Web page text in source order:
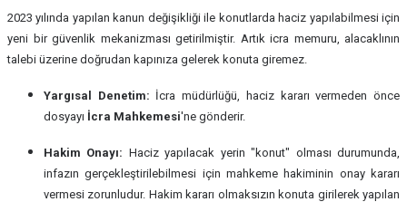
2023 yılında yapılan kanun değişikliği ile konutlarda haciz yapılabilmesi için
yeni bir güvenlik mekanizması getirilmiştir. Artık icra memuru, alacaklının
talebi üzerine doğrudan kapınıza gelerek konuta giremez.
Yargısal Denetim: İcra müdürlüğü, haciz kararı vermeden önce
dosyayı İcra Mahkemesi'ne gönderir.
Hakim Onayı: Haciz yapılacak yerin "konut" olması durumunda,
infazın gerçekleştirilebilmesi için mahkeme hakiminin onay kararı
vermesi zorunludur. Hakim kararı olmaksızın konuta girilerek yapılan